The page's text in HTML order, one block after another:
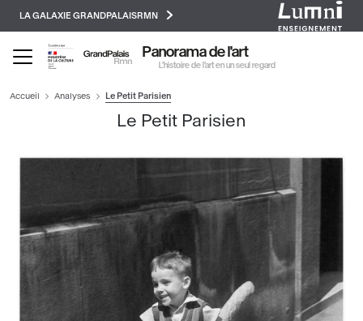
principal
LA GALAXIE GRANDPALAISRMN
Panorama de l'art
L’histoire de l’art en un seul regard
Accueil Analyses Le Petit Parisien
Le Petit Parisien